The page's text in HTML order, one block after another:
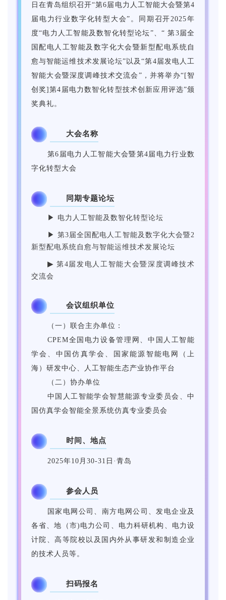
日在青岛组织召开“第6届电力人工智能大会暨第4
届电力行业数字化转型大会”。同期召开2025年
度“电力人工智能及数智化转型论坛”、“ 第3届全
国配电人工智能及数字化大会暨新型配电系统自
愈与智能运维技术发展论坛”以及“第4届发电人工
智能大会暨深度调峰技术交流会”，并将举办“[智
创奖]第4届电力数智化转型技术创新应用评选”颁
奖典礼。
大会名称
第6届电力人工智能大会暨第4届电力行业数
字化转型大会
同期专题论坛
▶ 电力人工智能及数智化转型论坛
▶ 第3届全国配电人工智能及数字化大会暨2
新型配电系统自愈与智能运维技术发展论坛
▶第4届发电人工智能大会暨深度调峰技术
交流会
会议组织单位
（一）联合主办单位：
CPEM全国电力设备管理网、中国人工智能
学会、中国仿真学会、国家能源智能电网（上
海）研发中心、人工智能生态产业协作平台
（二）协办单位
中国人工智能学会智慧能源专业委员会、中
国仿真学会智能全景系统仿真专业委员会
时间、地点
2025年10月30-31日·青岛
参会人员
国家电网公司、南方电网公司、发电企业及
各省、地（市)电力公司、电力科研机构、电力设
计院、高等院校以及国内外从事研发和制造企业
的技术人员等。
扫码报名